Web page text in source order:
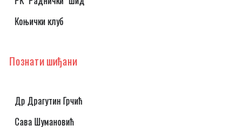
Коњички клуб
Познати шиђани
Др Драгутин Грчић
Сава Шумановић